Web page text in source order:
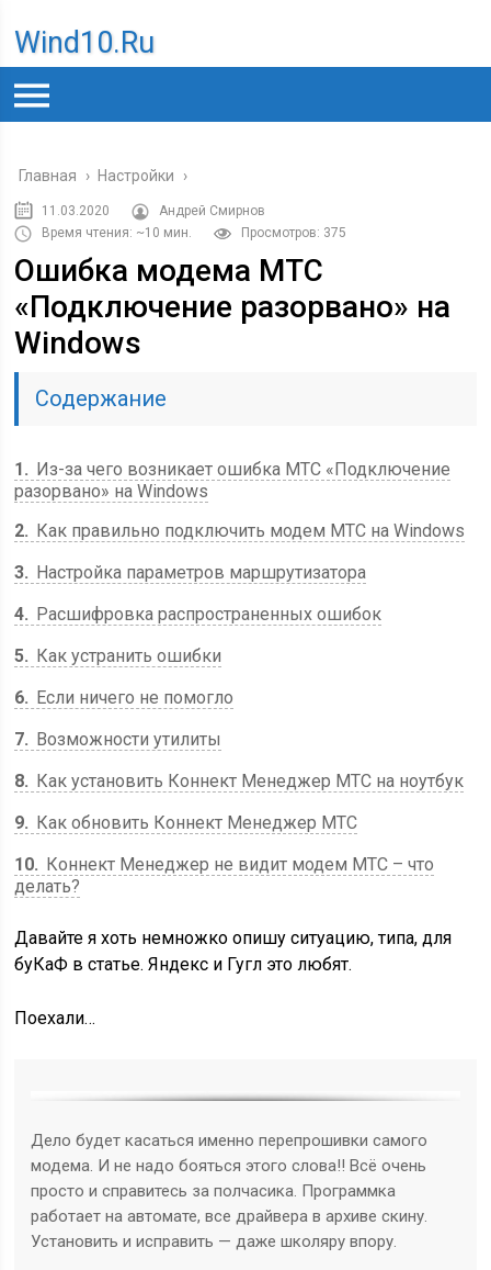
Wind10.ru
Главная › Настройки ›
11.03.2020
Андрей Смирнов
Время чтения: ~10 мин.
Просмотров: 375
Ошибка модема МТС
«Подключение разорвано» на
Windows
Содержание
1
Из-за чего возникает ошибка МТС «Подключение
разорвано» на Windows
2
Как правильно подключить модем МТС на Windows
3
Настройка параметров маршрутизатора
4
Расшифровка распространенных ошибок
5
Как устранить ошибки
6
Если ничего не помогло
7
Возможности утилиты
8
Как установить Коннект Менеджер МТС на ноутбук
9
Как обновить Коннект Менеджер МТС
10
Коннект Менеджер не видит модем МТС – что
делать?
Давайте я хоть немножко опишу ситуацию, типа, для
буКаФ в статье. Яндекс и Гугл это любят.
Поехали…
Дело будет касаться именно перепрошивки самого
модема. И не надо бояться этого слова!! Всё очень
просто и справитесь за полчасика. Программка
работает на автомате, все драйвера в архиве скину.
Установить и исправить — даже школяру впору.